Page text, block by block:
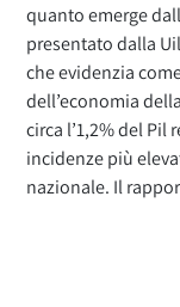
quanto emerge
presentato dalla
che evidenzia
dell’economia
circa l’1,2% del Pil
incidenze più
nazionale. Il